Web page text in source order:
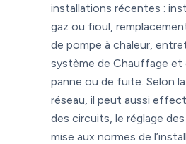
installations récentes :
gaz ou fioul,
de pompe à chaleur,
système de Chauffage et
panne ou de fuite. Selon
réseau, il peut aussi
des circuits, le réglage
mise aux normes de